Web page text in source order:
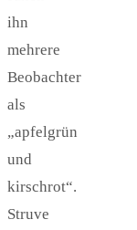
ihn
mehrere
Beobachter
als
„apfelgrün
und
kirschrot“.
Struve